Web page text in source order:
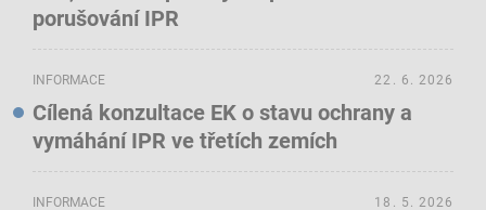
porušování IPR
INFORMACE
Cílená konzultace EK o stavu ochrany a
vymáhání IPR ve třetích zemích
22. 6. 2026
INFORMACE 18. 5. 2026